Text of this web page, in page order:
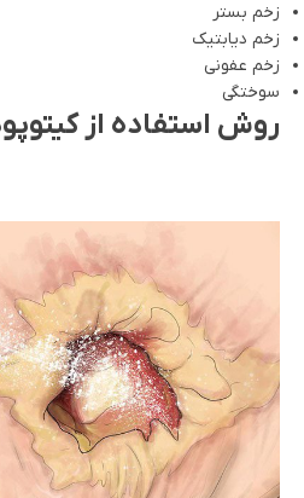
زخم بستر
زخم دیابتیک
زخم عفونی
سوختگی
روش استفاده از